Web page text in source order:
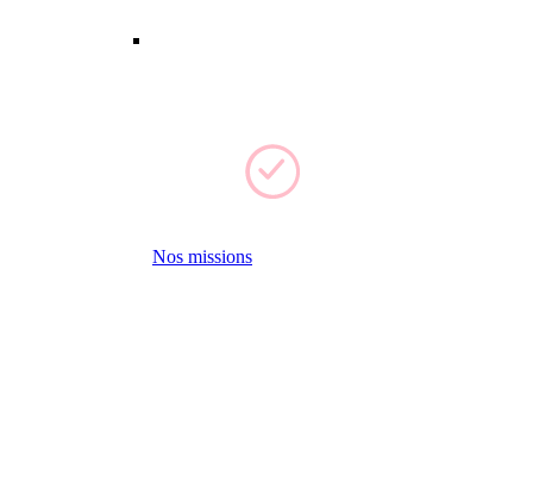
Nos missions